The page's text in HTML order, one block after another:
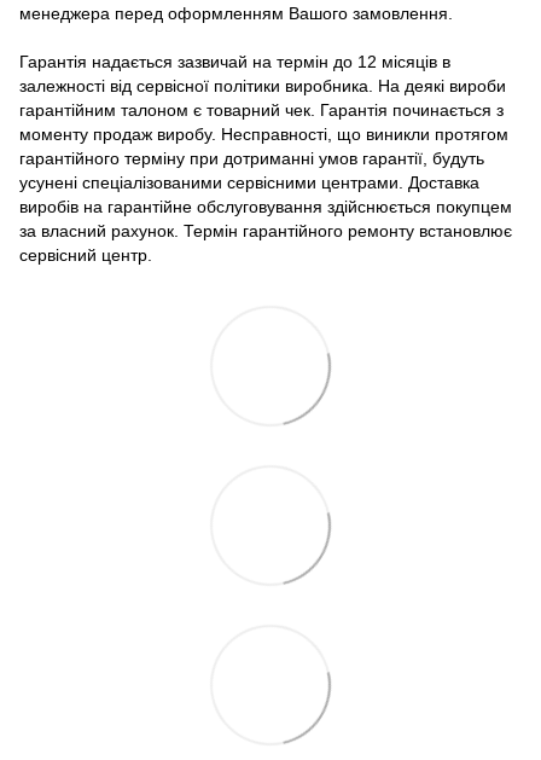
менеджера перед оформленням Вашого замовлення.
Гарантія надається зазвичай на термін до 12 місяців в
залежності від сервісної політики виробника. На деякі вироби
гарантійним талоном є товарний чек. Гарантія починається з
моменту продаж виробу. Несправності, що виникли протягом
гарантійного терміну при дотриманні умов гарантії, будуть
усунені спеціалізованими сервісними центрами. Доставка
виробів на гарантійне обслуговування здійснюється покупцем
за власний рахунок. Термін гарантійного ремонту встановлює
сервісний центр.